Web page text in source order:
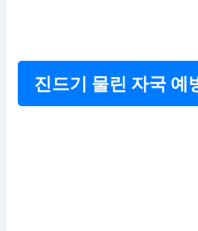
진드기 물린 자국 예